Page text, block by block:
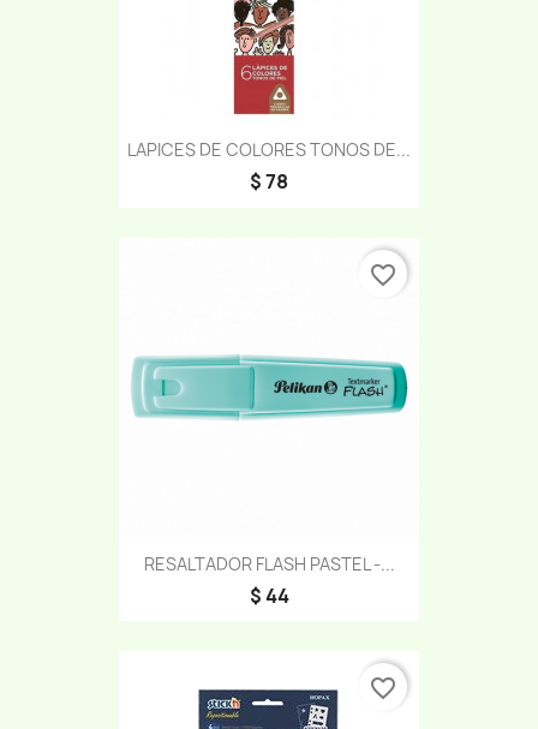
LAPICES DE COLORES TONOS DE...
$ 78
RESALTADOR FLASH PASTEL -...
$ 44
favorite_border
favorite_border